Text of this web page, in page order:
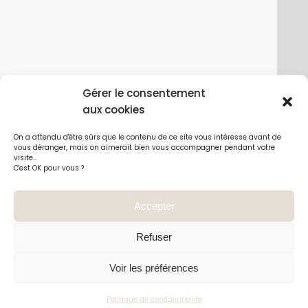
Gérer le consentement
aux cookies
On a attendu d'être sûrs que le contenu de ce site vous intéresse avant de
vous déranger, mais on aimerait bien vous accompagner pendant votre
visite...
C'est OK pour vous ?
Accepter
Refuser
Voir les préférences
Politique de confidentialité
UE), dans le cadre de la réponse de l’Union
européenne à la pandémie COVID-19. L’Europe
s’engage à La Réunion
line bijoux, tous droits réservés
Sale up to
40%